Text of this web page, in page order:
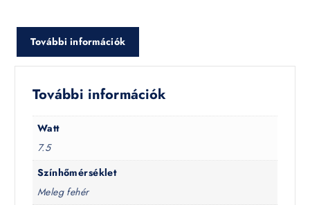
További információk
További információk
Watt
7.5
Színhőmérséklet
Meleg fehér